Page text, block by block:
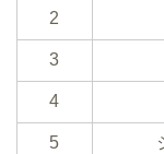
2
3
4
5